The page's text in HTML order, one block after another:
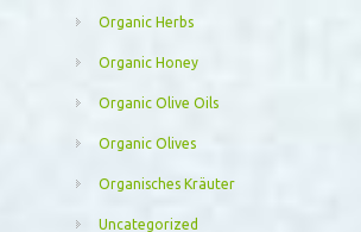
Organic Herbs
Organic Honey
Organic Olive Oils
Organic Olives
Organisches Kräuter
Uncategorized